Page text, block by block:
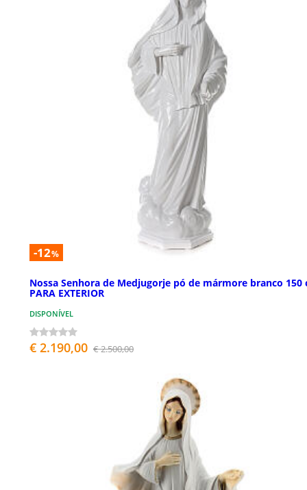
-12%
Nossa Senhora de Medjugorje pó de mármore branco 150
PARA EXTERIOR
DISPONÍVEL
€ 2.190,00 € 2.500,00